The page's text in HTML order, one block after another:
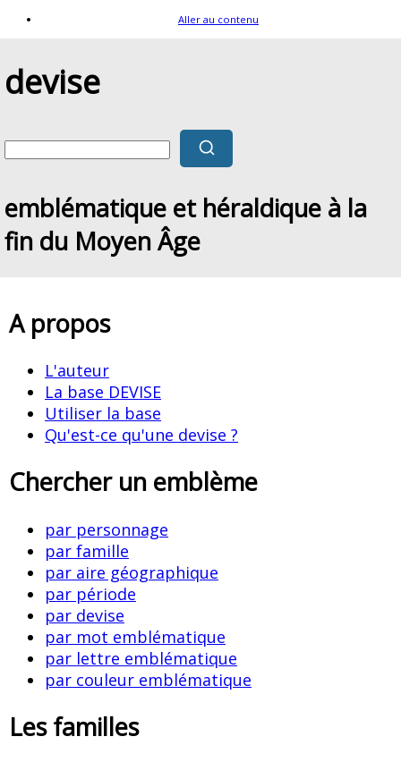
Aller au contenu
devise
emblématique et héraldique à la
fin du Moyen Âge
A propos
L'auteur
La base DEVISE
Utiliser la base
Qu'est-ce qu'une devise ?
Chercher un emblème
par personnage
par famille
par aire géographique
par période
par devise
par mot emblématique
par lettre emblématique
par couleur emblématique
Les familles